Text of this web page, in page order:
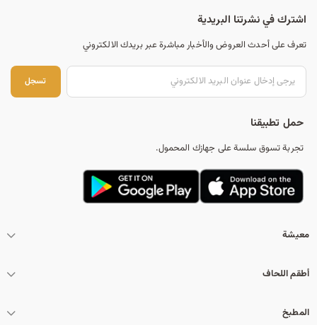
اشترك في نشرتنا البريدية
تعرف على أحدث العروض والأخبار مباشرة عبر بريدك الالكتروني
تسجل
حمل تطبيقنا
تجربة تسوق سلسة على جهازك المحمول.
معيشة
أطقم اللحاف
المطبخ